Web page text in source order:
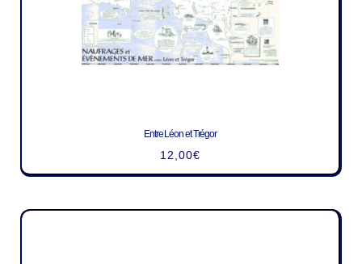
Entre Léon et Trégor
12,00€